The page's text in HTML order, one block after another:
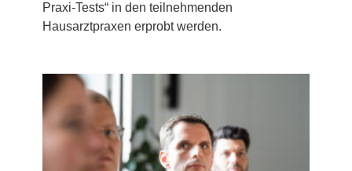
Praxi-Tests“ in den teilnehmenden
Hausarztpraxen erprobt werden.